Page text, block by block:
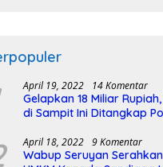
April 19, 2022 14 Komentar
Gelapkan 18 Miliar
di Sampit Ini Ditangkap
April 18, 2022 9 Komentar
Wabup Seruyan